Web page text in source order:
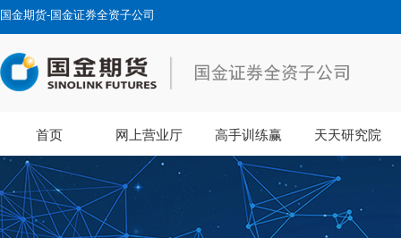
国金期货-国金证券全资子公司
首页 网上营业厅 高手训练赢 天天研究院